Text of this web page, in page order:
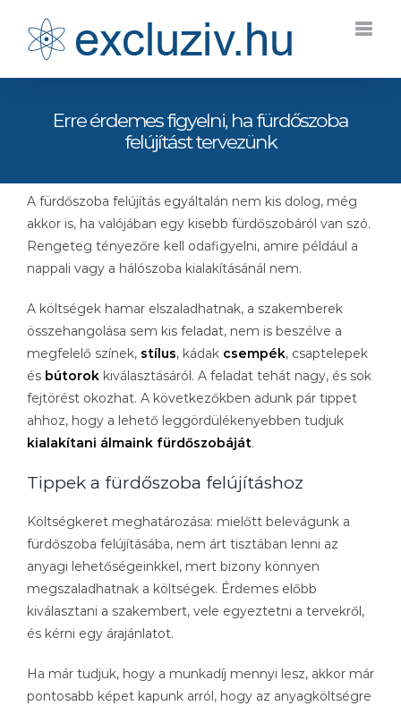
Erre érdemes figyelni, ha fürdőszoba
felújítást tervezünk
A fürdőszoba felújítás egyáltalán nem kis dolog, még
akkor is, ha valójában egy kisebb fürdőszobáról van szó.
Rengeteg tényezőre kell odafigyelni, amire például a
nappali vagy a hálószoba kialakításánál nem.
A költségek hamar elszaladhatnak, a szakemberek
összehangolása sem kis feladat, nem is beszélve a
megfelelő színek, stílus, kádak csempék, csaptelepek
és bútorok kiválasztásáról. A feladat tehát nagy, és sok
fejtörést okozhat. A következőkben adunk pár tippet
ahhoz, hogy a lehető leggördülékenyebben tudjuk
kialakítani álmaink fürdőszobáját.
Tippek a fürdőszoba felújításhoz
Költségkeret meghatározása: mielőtt belevágunk a
fürdőszoba felújításába, nem árt tisztában lenni az
anyagi lehetőségeinkkel, mert bizony könnyen
megszaladhatnak a költségek. Érdemes előbb
kiválasztani a szakembert, vele egyeztetni a tervekről,
és kérni egy árajánlatot.
Ha már tudjuk, hogy a munkadíj mennyi lesz, akkor már
pontosabb képet kapunk arról, hogy az anyagköltségre